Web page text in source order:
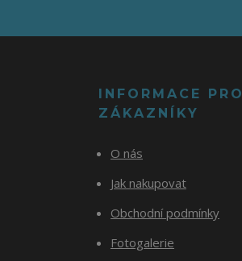
INFORMACE PRO
ZÁKAZNÍKY
O nás
Jak nakupovat
Obchodní podmínky
Fotogalerie